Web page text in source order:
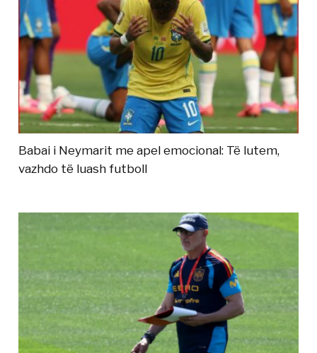
Babai i Neymarit me apel emocional: Të lutem,
vazhdo të luash futboll